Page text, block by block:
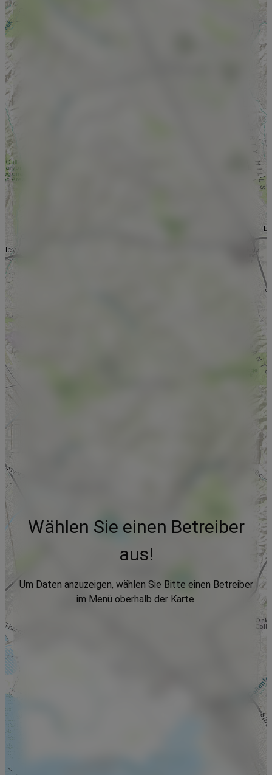
Wählen Sie einen Betreiber
aus!
Um Daten anzuzeigen, wählen Sie Bitte einen Betreiber
im Menü oberhalb der Karte.